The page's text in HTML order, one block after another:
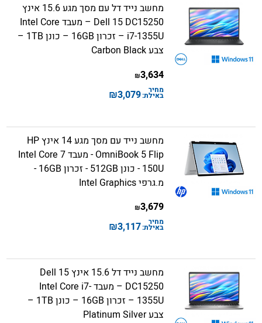
מחשב נייד דל עם מסך מגע 15.6 אינץ
Dell 15 DC15250 – מעבד Intel Core
i7-1355U – זכרון 16GB – כונן 1TB –
צבע Carbon Black
3,634
₪
מחיר
באילת:3,079
₪
מחשב נייד עם מסך מגע 14 אינץ HP
OmniBook 5 Flip - מעבד Intel Core 7
150U - כונן 512GB - זכרון 16GB -
מ.גרפי Intel Graphics
3,679
₪
מחיר
באילת:3,117
₪
מחשב נייד דל 15.6 אינץ Dell 15
DC15250 – מעבד Intel Core i7-
1355U – זכרון 16GB – כונן 1TB –
צבע Platinum Silver